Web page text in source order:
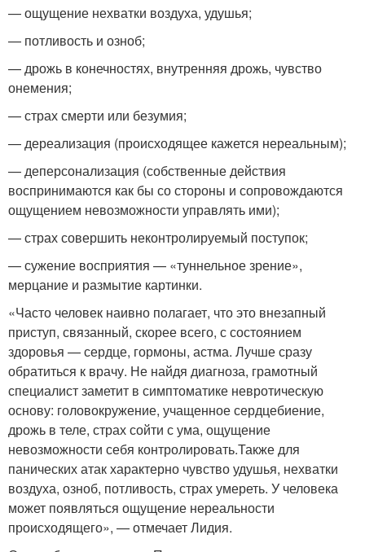
— ощущение нехватки воздуха, удушья;
— потливость и озноб;
— дрожь в конечностях, внутренняя дрожь, чувство
онемения;
— страх смерти или безумия;
— дереализация (происходящее кажется нереальным);
— деперсонализация (собственные действия
воспринимаются как бы со стороны и сопровождаются
ощущением невозможности управлять ими);
— страх совершить неконтролируемый поступок;
— сужение восприятия — «туннельное зрение»,
мерцание и размытие картинки.
«Часто человек наивно полагает, что это внезапный
приступ, связанный, скорее всего, с состоянием
здоровья — сердце, гормоны, астма. Лучше сразу
обратиться к врачу. Не найдя диагноза, грамотный
специалист заметит в симптоматике невротическую
основу: головокружение, учащенное сердцебиение,
дрожь в теле, страх сойти с ума, ощущение
невозможности себя контролировать.Также для
панических атак характерно чувство удушья, нехватки
воздуха, озноб, потливость, страх умереть. У человека
может появляться ощущение нереальности
происходящего», — отмечает Лидия.